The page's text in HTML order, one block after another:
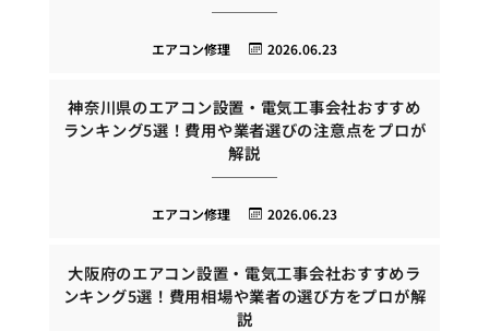
2026.06.23
エアコン修理
神奈川県のエアコン設置・電気工事会社おすすめ
ランキング5選！費用や業者選びの注意点をプロが
解説
2026.06.23
エアコン修理
大阪府のエアコン設置・電気工事会社おすすめラ
ンキング5選！費用相場や業者の選び方をプロが解
説